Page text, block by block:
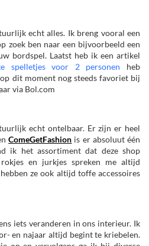
echt alles. Ik breng vooral een
zoek ben naar een bijvoorbeeld een
bordspel. Laatst heb ik een artikel
spelletjes voor 2 personen heb
dit moment nog steeds favoriet bij
via Bol.com
echt ontelbaar. Er zijn er heel
ComeGetFashion is er absoluut één
ik het assortiment dat deze shop
en jurkjes spreken me altijd
ze ook altijd toffe accessoires
iets veranderen in ons interieur. Ik
en najaar altijd begint te kriebelen.